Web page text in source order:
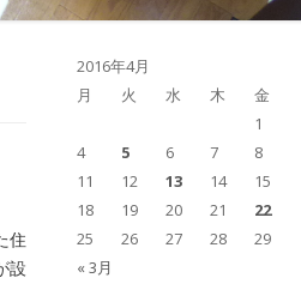
住
設
2016年4月
月
火 水 木 金
« 3月
1
4
5 6 7 8
11
12 13 14 15
18
19 20 21 22
25
26 27 28 29